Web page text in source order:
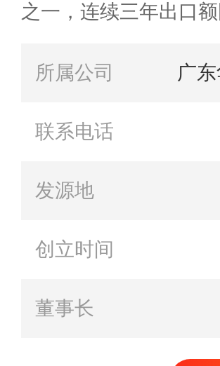
之一，连续三年出口
所属公司 广
联系电话
发源地
创立时间
董事长